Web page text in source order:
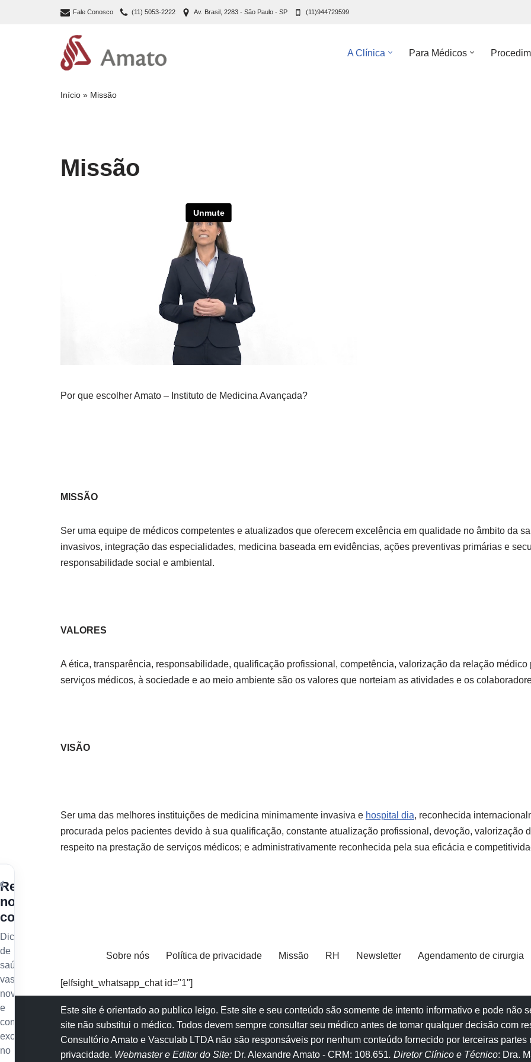
Fale Conosco (11) 5053-2222 Av. Brasil, 2283 - São Paulo - SP (11)944729599
A Clínica Para Médicos
Início » Missão
Missão
Por que escolher Amato – Instituto de Medicina Avançada?
MISSÃO
Ser uma equipe de médicos competentes e atualizados que oferecem excelência em qualidade no âmbito da
invasivos, integração das especialidades, medicina baseada em evidências, ações preventivas primárias e
responsabilidade social e ambiental.
VALORES
A ética, transparência, responsabilidade, qualificação profissional, competência, valorização da relação
serviços médicos, à sociedade e ao meio ambiente são os valores que norteiam as atividades e os
VISÃO
Ser uma das melhores instituições de medicina minimamente invasiva e hospital dia, reconhecida
procurada pelos pacientes devido à sua qualificação, constante atualização profissional, devoção, valorização
respeito na prestação de serviços médicos; e administrativamente reconhecida pela sua eficácia e
Sobre nós Política de privacidade Missão RH Newsletter Agendamento de cirurgia
[elfsight_whatsapp_chat id="1"]
Este site é orientado ao publico leigo. Este site e seu conteúdo são somente de intento informativo e pode não
site não substitui o médico. Todos devem sempre consultar seu médico antes de tomar qualquer decisão com
Consultório Amato e Vasculab LTDA não são responsáveis por nenhum conteúdo fornecido por terceiras partes
privacidade. Webmaster e Editor do Site: Dr. Alexandre Amato - CRM: 108.651. Diretor Clínico e Técnico: Dra.
Receba
nossos
conteúdos
Dicas
de
saúde
vascular,
novidades
e
conteúdo
exclusivo
no